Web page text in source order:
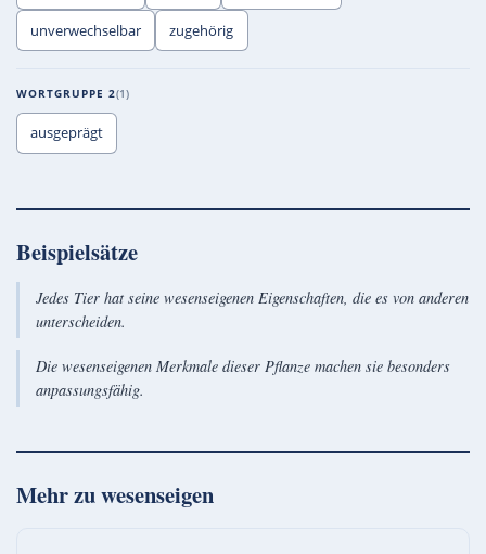
unverwechselbar zugehörig
WORTGRUPPE 2 1
ausgeprägt
Beispielsätze
Jedes Tier hat seine wesenseigenen Eigenschaften, die es von anderen
unterscheiden.
Die wesenseigenen Merkmale dieser Pflanze machen sie besonders
anpassungsfähig.
Mehr zuwesenseigen